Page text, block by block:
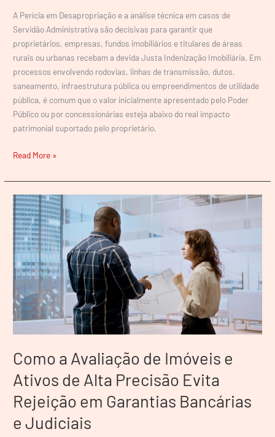
A Perícia em Desapropriação e a análise técnica em casos de
Servidão Administrativa são decisivas para garantir que
proprietários, empresas, fundos imobiliários e titulares de áreas
rurais ou urbanas recebam a devida Justa Indenização Imobiliária. Em
processos envolvendo rodovias, linhas de transmissão, dutos,
saneamento, infraestrutura pública ou empreendimentos de utilidade
pública, é comum que o valor inicialmente apresentado pelo Poder
Público ou por concessionárias esteja abaixo do real impacto
patrimonial suportado pelo proprietário.
Read More »
Como a Avaliação de Imóveis e
Ativos de Alta Precisão Evita
Rejeição em Garantias Bancárias
e Judiciais
Como
a
Avaliação
de
Imóveis
e
Ativos
de
Alta
Rejeição
Garantias
Bancárias
Judiciais